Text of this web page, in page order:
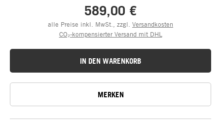
589,00 €
alle Preise inkl. MwSt., zzgl. Versandkosten
CO₂-kompensierter Versand mit DHL
IN DEN WARENKORB
MERKEN